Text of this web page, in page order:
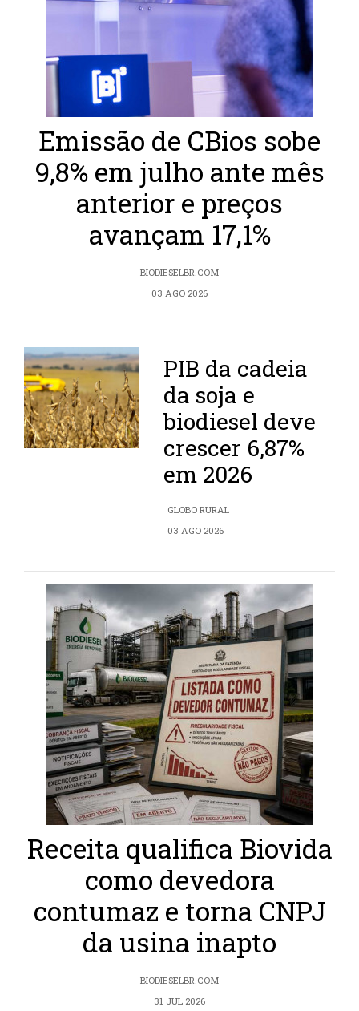
Emissão de CBios sobe
9,8% em julho ante mês
anterior e preços
avançam 17,1%
BIODIESELBR.COM
03 AGO 2026
PIB da cadeia
da soja e
biodiesel deve
crescer 6,87%
em 2026
GLOBO RURAL
03 AGO 2026
Receita qualifica Biovida
como devedora
contumaz e torna CNPJ
da usina inapto
BIODIESELBR.COM
31 JUL 2026